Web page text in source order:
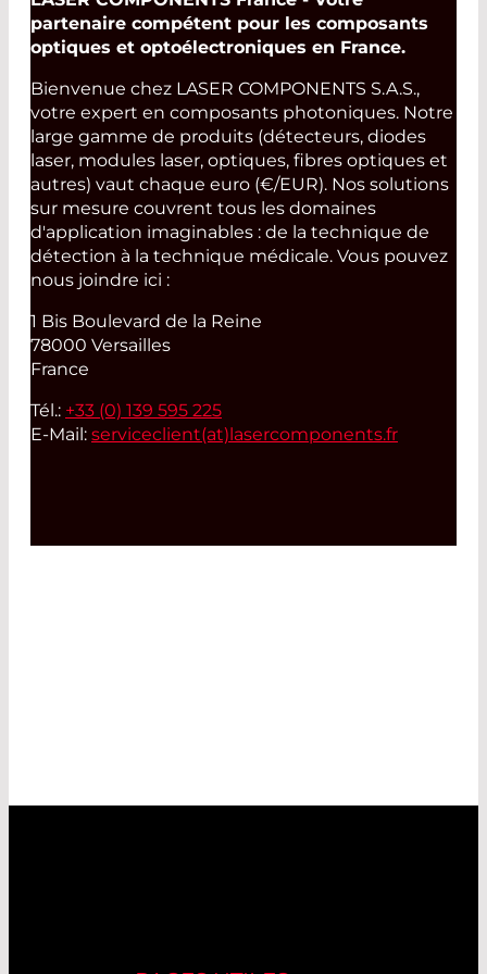
partenaire compétent pour les composants
optiques et optoélectroniques en France.
Bienvenue chez LASER COMPONENTS S.A.S.,
votre expert en composants photoniques. Notre
large gamme de produits (détecteurs, diodes
laser, modules laser, optiques, fibres optiques et
autres) vaut chaque euro (€/EUR). Nos solutions
sur mesure couvrent tous les domaines
d'application imaginables : de la technique de
détection à la technique médicale. Vous pouvez
nous joindre ici :
1 Bis Boulevard de la Reine
78000 Versailles
France
Tél.: +33 (0) 139 595 225
E-Mail: serviceclient(at) lasercomponents.fr